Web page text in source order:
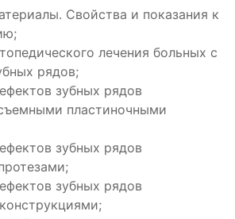
Свойства и показания к
лечения больных с
рядов;
зубных рядов
пластиночными
зубных рядов
зубных рядов